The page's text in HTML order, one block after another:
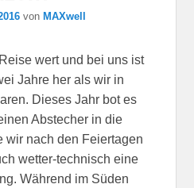
vonMAXwell
wert und bei uns ist
Jahre her als wir in
Dieses Jahr bot es
Abstecher in die
wir nach den Feiertagen
wetter-technisch eine
Während im Süden